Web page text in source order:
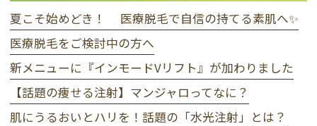
夏こそ始めどき！ 医療脱毛で自信の持てる素肌へ✨
医療脱毛をご検討中の方へ
新メニューに『インモードVリフト』が加わりました
【話題の痩せる注射】マンジャロってなに？
肌にうるおいとハリを！話題の「水光注射」とは？